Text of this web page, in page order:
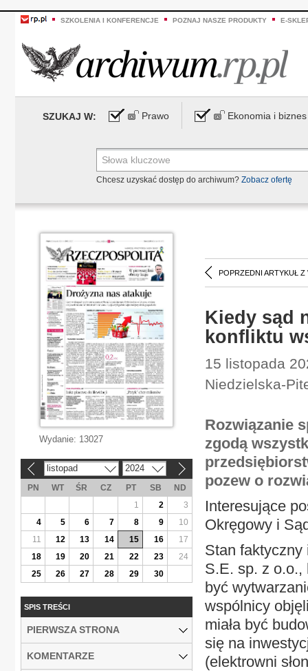
SZKOLENIA I KONFERENCJE POZNAJ NASZE PRODUKTY E-
SZUKAJ W: Prawo Ekonomia i biznes
Chcesz uzyskać dostęp do archiwum? Zobacz ofertę
POPRZEDNI ARTYKUŁ Z
Kiedy sąd
konfliktu
15 listopada
Niedzielska-
Rozwiązanie
zgodą
pozew o
Interesujące
Okręgowy i
Stan faktyczny
S.E. sp. z o.o.,
być
wspólnicy
miała być
się na
(elektrowni
Wydanie: 13027
listopad 2024
PN WT ŚR CZ PT SB
ND
1
2
3
4
5 6 7 8 9
10
11
12 13 14 15 16
17
18
19 20 21 22 23
24
25
26 27 28 29 30
SPIS TREŚCI
PIERWSZA STRONA
KOMENTARZE